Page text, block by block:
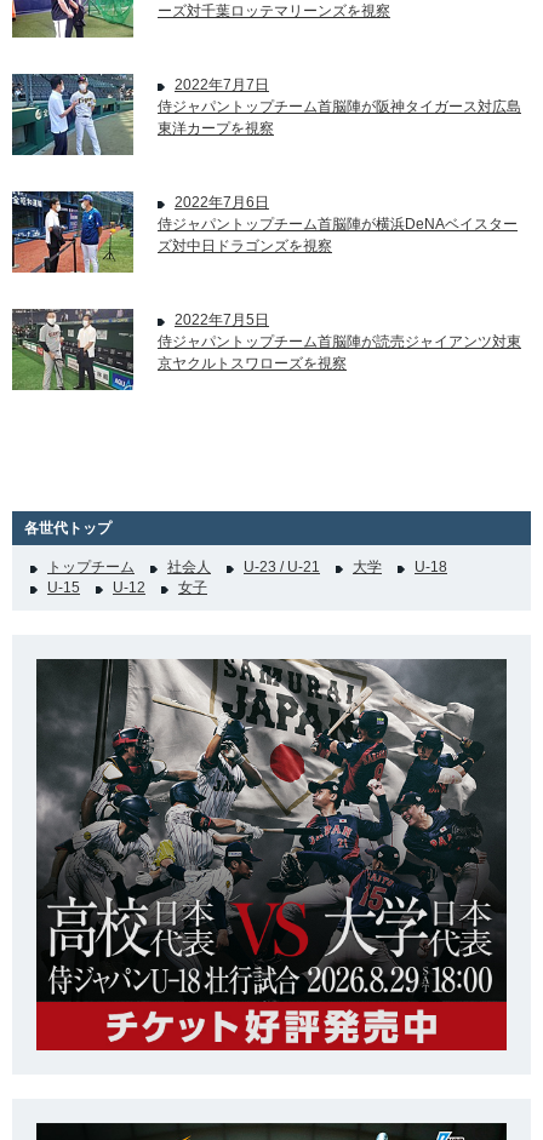
ーズ対千葉ロッテマリーンズを視察
2022年7月7日
侍ジャパントップチーム首脳陣が阪神タイガース対広島
東洋カープを視察
2022年7月6日
侍ジャパントップチーム首脳陣が横浜DeNAベイスター
ズ対中日ドラゴンズを視察
2022年7月5日
侍ジャパントップチーム首脳陣が読売ジャイアンツ対東
京ヤクルトスワローズを視察
各世代トップ
トップチーム 社会人 U-23 / U-21 大学
U-18
U-15
U-12 女子